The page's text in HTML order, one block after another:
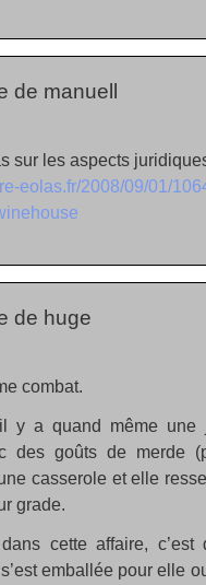
de manuell
sur les aspects
eolas.fr/2008/09/01/
de huge
combat.
y a quand même une
des goûts de merde
casserole et elle
grade.
cette affaire,
emballée pour elle